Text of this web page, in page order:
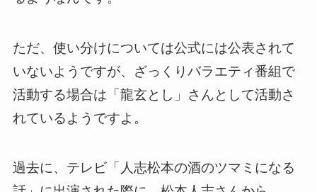
ただ、使い分けについては公式には公表されて
いないようですが、ざっくりバラエティ番組で
活動する場合は「龍玄とし」さんとして活動さ
れているようですよ。
過去に、テレビ「人志松本の酒のツマミになる